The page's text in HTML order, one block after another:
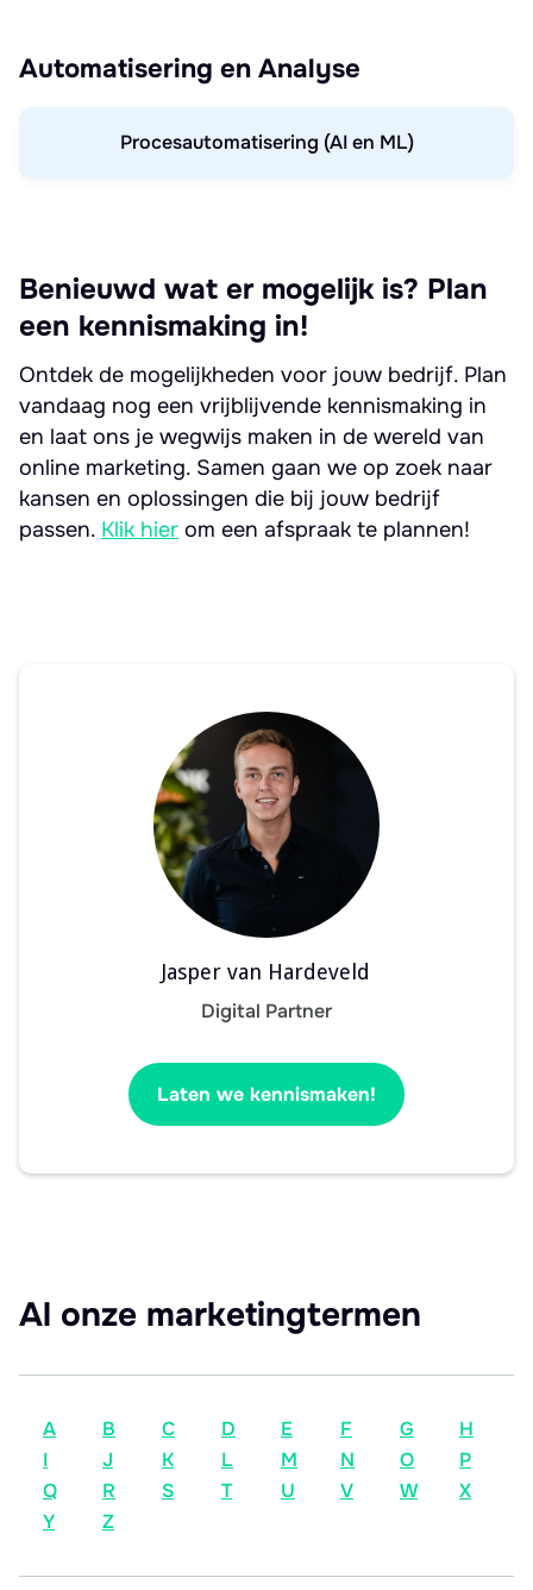
Automatisering en Analyse
Procesautomatisering (AI en ML)
Benieuwd wat er mogelijk is? Plan
een kennismaking in!
Ontdek de mogelijkheden voor jouw bedrijf. Plan
vandaag nog een vrijblijvende kennismaking in
en laat ons je wegwijs maken in de wereld van
online marketing. Samen gaan we op zoek naar
kansen en oplossingen die bij jouw bedrijf
passen. Klik hier om een afspraak te plannen!
Jasper van Hardeveld
Digital Partner
Laten we kennismaken!
Al onze marketingtermen
A B C D E F G
H
I
J K L M N O
P
Q
R S T U V W
X
Y
Z